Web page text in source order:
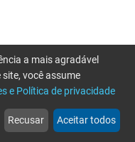
web
Notícias
more_horiz
Mais
a mais agradável
você assume
e Política de privacidade
Recusar Aceitar todos
novamente